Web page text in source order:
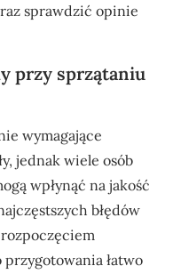
sprawdzić opinie
przy sprzątaniu
wymagające
jednak wiele osób
wpłynąć na jakość
błędów
łatwo